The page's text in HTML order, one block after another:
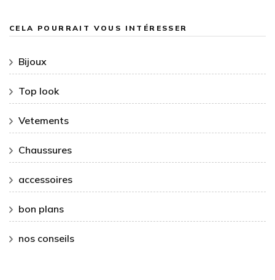
CELA POURRAIT VOUS INTÉRESSER
Bijoux
Top look
Vetements
Chaussures
accessoires
bon plans
nos conseils